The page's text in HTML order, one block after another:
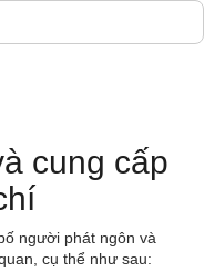
cung cấp
người phát ngôn và
cụ thể như sau: